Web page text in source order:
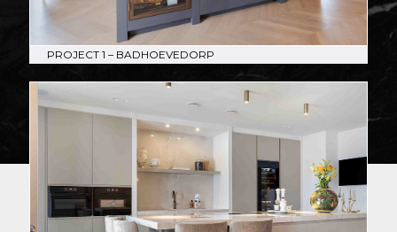
PROJECT 1 – BADHOEVEDORP